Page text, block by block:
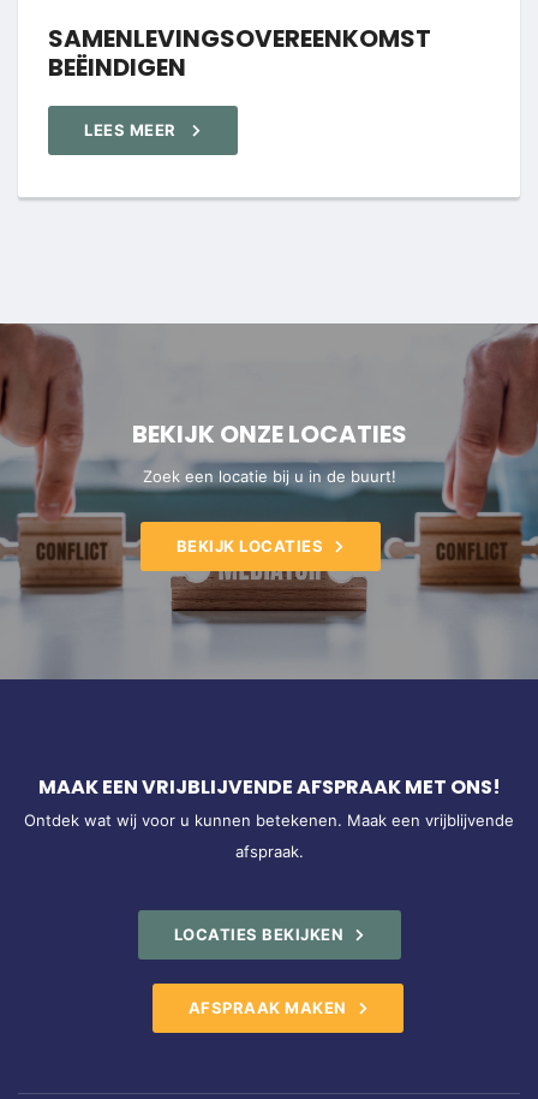
SAMENLEVINGSOVEREENKOMST
BEËINDIGEN
LEES MEER
BEKIJK ONZE LOCATIES
Zoek een locatie bij u in de buurt!
BEKIJK LOCATIES
MAAK EEN VRIJBLIJVENDE AFSPRAAK MET ONS!
Ontdek wat wij voor u kunnen betekenen. Maak een vrijblijvende
afspraak.
LOCATIES BEKIJKEN
AFSPRAAK MAKEN